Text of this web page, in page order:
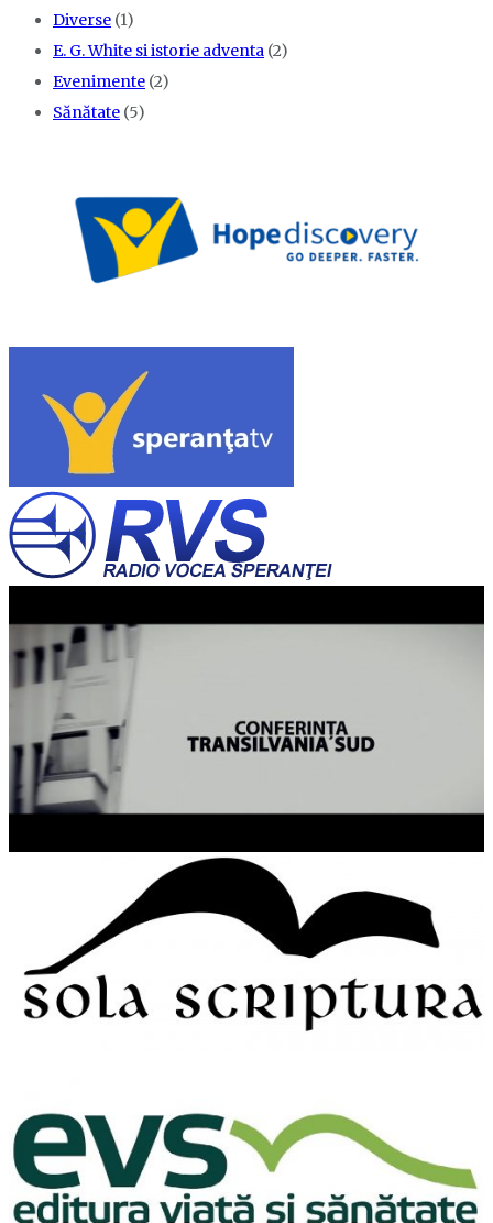
Diverse (1)
E. G. White si istorie adventa (2)
Evenimente (2)
Sănătate (5)